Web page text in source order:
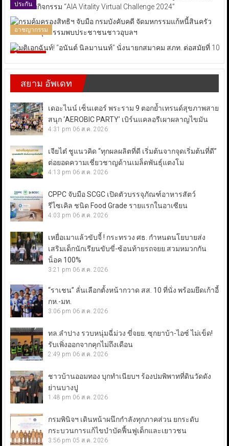
ประกัน
อาชญากรรม
ในประเทศ
สยาม อัพเดท
เดอะไนน์ เซ็นเตอร์ พระราม 9 ตอกย้ำเทรนด์สุขภาพสาย
สนุก ‘AEROBIC PARTY’ เบิร์นแคลอรีเผาผลาญไขมัน
4:31 pm 06 ส.ค. 2026
เจียไต๋ ชูแนวคิด “ทุกผลผลิตที่ดี เริ่มต้นจากจุดเริ่มต้นที่ดี”
ต่อยอดความเชี่ยวชาญด้านเมล็ดพันธุ์แตงโม
4:13 pm 06 ส.ค. 2026
CPPC จับมือ SCGC เปิดตัวบรรจุภัณฑ์อาหารสัตว์
รีไซเคิล ชนิด Food Grade รายแรกในอาเซียน
4:03 pm 06 ส.ค. 2026
เหยื่อเมาแล้วขับจี้ ! กระทรวง ศธ. กำหนดนโยบายส่ง
เสริมเด็กนักเรียนขับขี่-ซ้อนท้ายรถจยย.สวมหมวกกัน
น็อค 100%
3:21 pm 06 ส.ค. 2026
“ราเชน” ลั่นเลือกตั้งหน้ากวาด สส. 10 ที่นั่ง พร้อมยึดเก้าอี้
กห.-มท.
3:06 pm 06 ส.ค. 2026
ทล.ลำปาง รวบหนุ่มฉี่ม่วง ขี่จยย. ซุกยาบ้า-ไอซ์ ไม่เข็ด!
รับเพิ่งออกจากคุกไม่ถึงเดือน
2:49 pm 06 ส.ค. 2026
ชาวบ้านออมทอง บุกทำเนียบฯ ร้องปมพิพาทที่ดินวัดดัง
ย่านบางปู
1:48 pm 06 ส.ค. 2026
กรมพินิจฯ เดินหน้าผนึกกำลังทุกภาคส่วน ยกระดับ
กระบวนการแก้ไขบำบัดฟื้นฟูเด็กและเยาวชน
3:56 pm 05 ส.ค. 2026